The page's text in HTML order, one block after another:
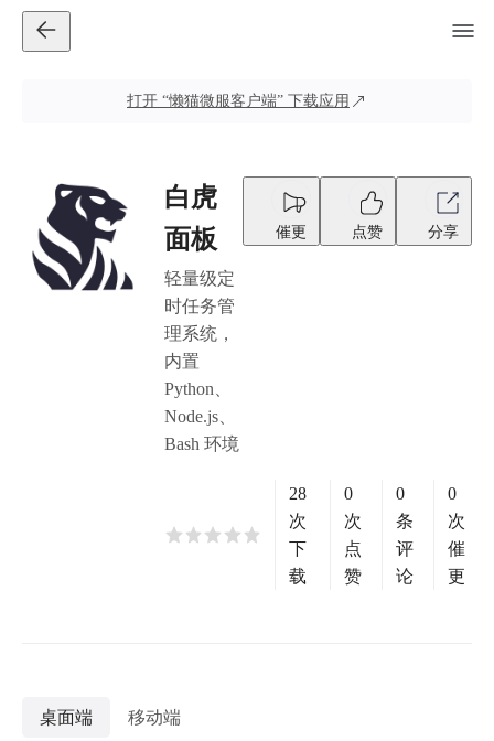
打开 “懒猫微服客户端” 下载应用
白虎
面板
轻量级定
时任务管
理系统，
内置
Python、
Node.js、
Bash 环境
催更 点赞 分享
28
次
下
载
0
次
点
赞
0
条
评
论
0
次
催
更
桌面端 移动端